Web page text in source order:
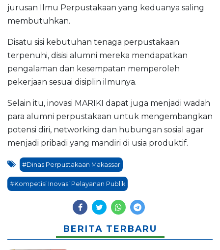
jurusan Ilmu Perpustakaan yang keduanya saling
membutuhkan.
Disatu sisi kebutuhan tenaga perpustakaan
terpenuhi, disisi alumni mereka mendapatkan
pengalaman dan kesempatan memperoleh
pekerjaan sesuai disiplin ilmunya.
Selain itu, inovasi MARIKI dapat juga menjadi wadah
para alumni perpustakaan untuk mengembangkan
potensi diri, networking dan hubungan sosial agar
menjadi pribadi yang mandiri di usia produktif.
#Dinas Perpustakaan Makassar
#Kompetisi Inovasi Pelayanan Publik
BERITA TERBARU